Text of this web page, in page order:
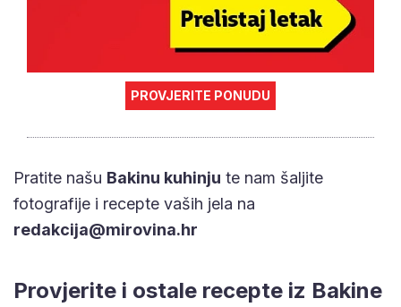
PROVJERITE PONUDU
Pratite našu Bakinu kuhinju te nam šaljite
fotografije i recepte vaših jela na
redakcija@mirovina.hr
Provjerite i ostale recepte iz Bakine